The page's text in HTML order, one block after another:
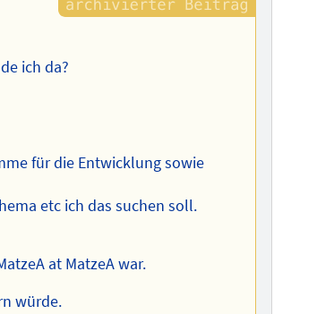
ich da?
für die Entwicklung sowie
etc ich das suchen soll.
at MatzeA war.
würde.